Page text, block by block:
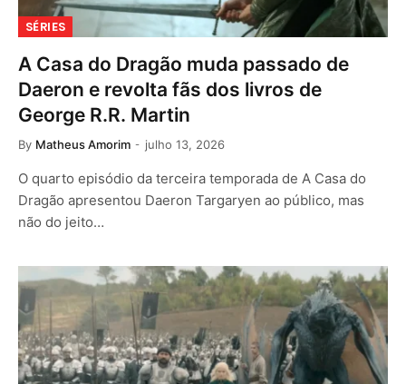
SÉRIES
A Casa do Dragão muda passado de
Daeron e revolta fãs dos livros de
George R.R. Martin
By Matheus Amorim julho 13, 2026
O quarto episódio da terceira temporada de A Casa do
Dragão apresentou Daeron Targaryen ao público, mas
não do jeito…